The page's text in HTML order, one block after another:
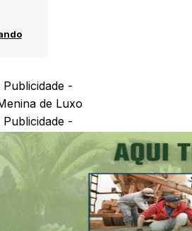
Publicidade -
Publicidade -